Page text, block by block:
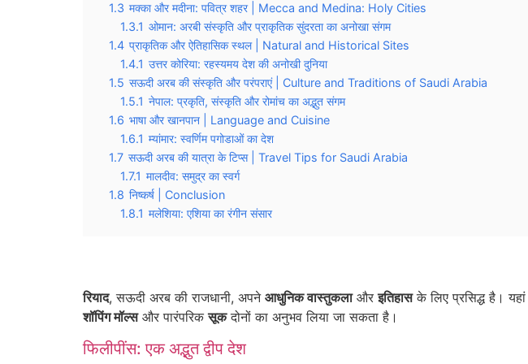
1.3 मक्का और मदीना: पवित्र शहर | Mecca and Medina: Holy Cities
1.3.1 ओमान: अरबी संस्कृति और प्राकृतिक सुंदरता का अनोखा संगम
1.4 प्राकृतिक और ऐतिहासिक स्थल | Natural and Historical Sites
1.4.1 उत्तर कोरिया: रहस्यमय देश की अनोखी दुनिया
1.5 सऊदी अरब की संस्कृति और परंपराएं | Culture and Traditions of Saudi Arabia
1.5.1 नेपाल: प्रकृति, संस्कृति और रोमांच का अद्भुत संगम
1.6 भाषा और खानपान | Language and Cuisine
1.6.1 म्यांमार: स्वर्णिम पगोडाओं का देश
1.7 सऊदी अरब की यात्रा के टिप्स | Travel Tips for Saudi Arabia
1.7.1 मालदीव: समुद्र का स्वर्ग
1.8 निष्कर्ष | Conclusion
1.8.1 मलेशिया: एशिया का रंगीन संसार
रियाद, सऊदी अरब की राजधानी, अपने आधुनिक वास्तुकलाऔरइतिहासके लिए प्रसिद्ध है।
शॉपिंग मॉल्सऔर पारंपरिकसूकदोनों का अनुभव लिया जा सकता है।
फिलीपींस: एक अद्भुत द्वीप देश